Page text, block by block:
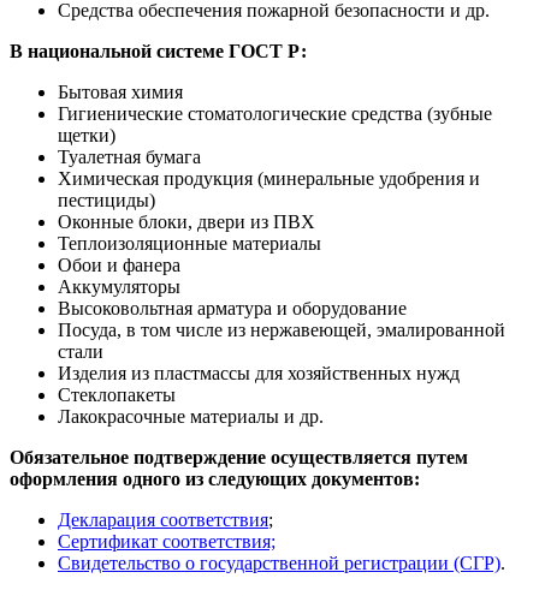
Средства обеспечения пожарной безопасности и др.
В национальной системе ГОСТ Р:
Бытовая химия
Гигиенические стоматологические средства (зубные
щетки)
Туалетная бумага
Химическая продукция (минеральные удобрения и
пестициды)
Оконные блоки, двери из ПВХ
Теплоизоляционные материалы
Обои и фанера
Аккумуляторы
Высоковольтная арматура и оборудование
Посуда, в том числе из нержавеющей, эмалированной
стали
Изделия из пластмассы для хозяйственных нужд
Стеклопакеты
Лакокрасочные материалы и др.
Обязательное подтверждение осуществляется путем
оформления одного из следующих документов:
Декларация соответствия;
Сертификат соответствия;
Свидетельство о государственной регистрации (СГР).